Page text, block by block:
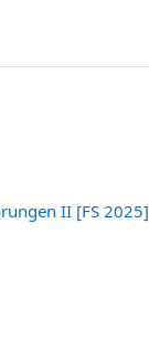
II [FS 2025]